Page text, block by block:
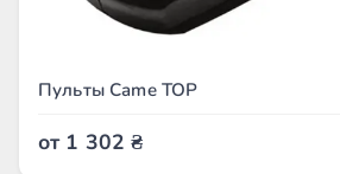
Пульты Came TOP
от 1 302 ₴